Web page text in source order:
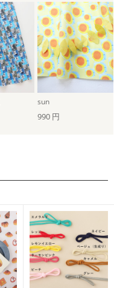
sun
990 円